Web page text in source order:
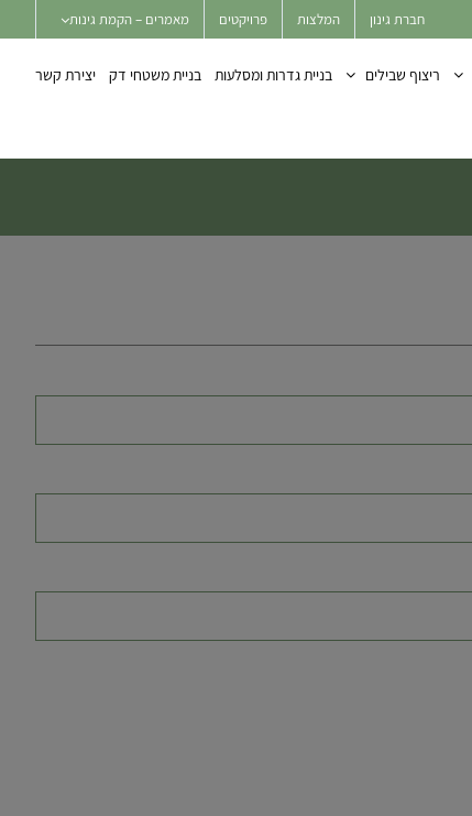
חברת גינון המלצות פרויקטים מאמרים – הקמת גינות
ריצוף שבילים בניית גדרות ומסלעות בניית משטחי דק יצירת קשר